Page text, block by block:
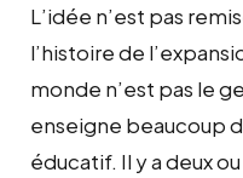
L’idée n’est pas
l’histoire de
monde n’est pas le
enseigne beaucoup
éducatif. Il y a deux